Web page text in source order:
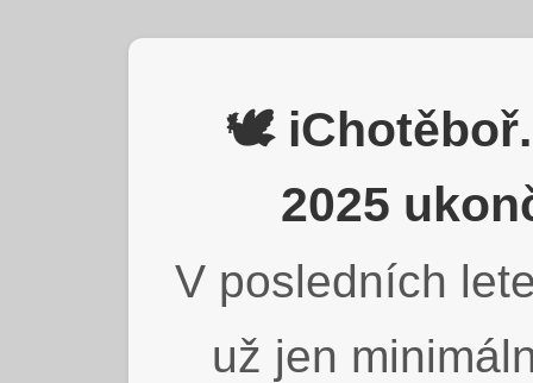
🕊️
2025
V posledních
už jen